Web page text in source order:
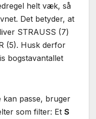
helt væk, så
Det betyder, at
STRAUSS (7)
(5). Husk derfor
bogstavantallet
passe, bruger
som filter: Et S